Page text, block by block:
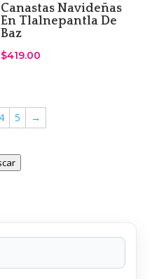
Canastas Navideñas
En Tlalnepantla De
Baz
$419.00
4 5 →